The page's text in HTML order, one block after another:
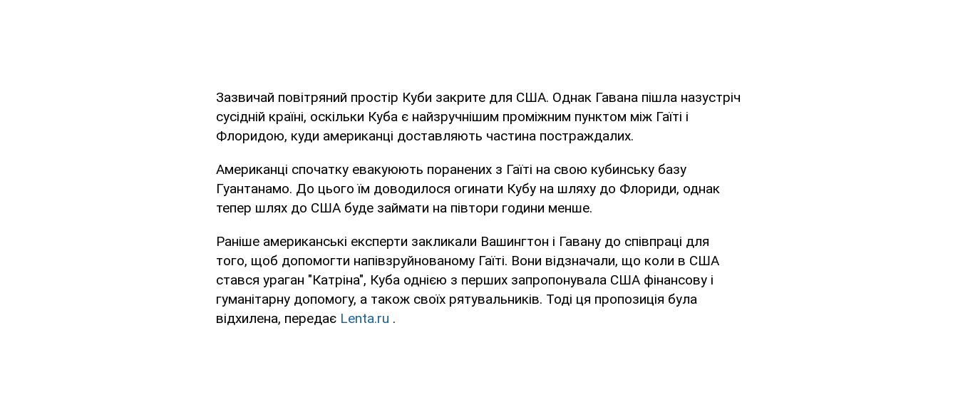
Зазвичай повітряний простір Куби закрите для США. Однак Гавана пішла назустріч
сусідній країні, оскільки Куба є найзручнішим проміжним пунктом між Гаїті і
Флоридою, куди американці доставляють частина постраждалих.
Американці спочатку евакуюють поранених з Гаїті на свою кубинську базу
Гуантанамо. До цього їм доводилося огинати Кубу на шляху до Флориди, однак
тепер шлях до США буде займати на півтори години менше.
Раніше американські експерти закликали Вашингтон і Гавану до співпраці для
того, щоб допомогти напівзруйнованому Гаїті. Вони відзначали, що коли в США
стався ураган "Катріна", Куба однією з перших запропонувала США фінансову і
гуманітарну допомогу, а також своїх рятувальників. Тоді ця пропозиція була
відхилена, передає Lenta.ru .